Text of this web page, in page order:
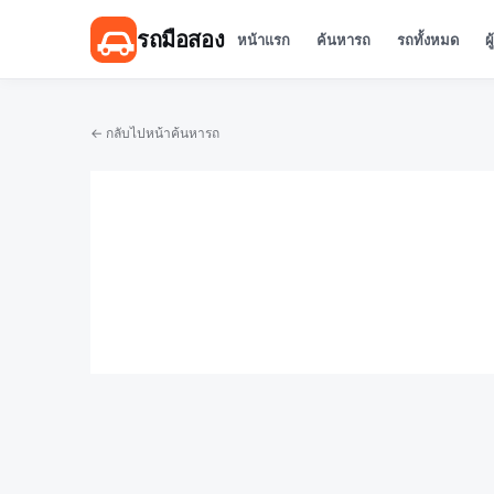
รถมือสอง หน้าแรก ค้นหารถ รถทั้งหมด
← กลับไปหน้าค้นหารถ